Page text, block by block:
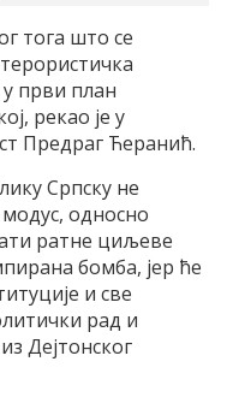
тога што се
први план
рекао је у
Предраг Ћеранић.
Српску не
односно
ратне циљеве
бомба, јер ће
и све
рад и
Дејтонског